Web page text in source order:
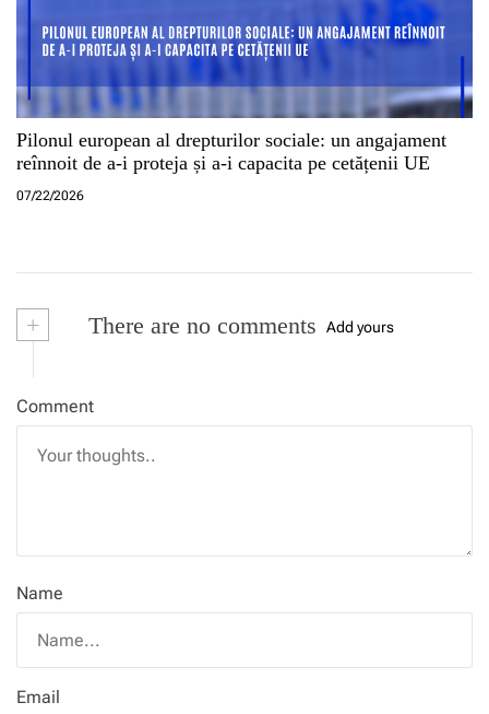
Pilonul european al drepturilor sociale: un angajament
reînnoit de a-i proteja și a-i capacita pe cetățenii UE
07/22/2026
+ There are no comments Add yours
Comment
Name
Email